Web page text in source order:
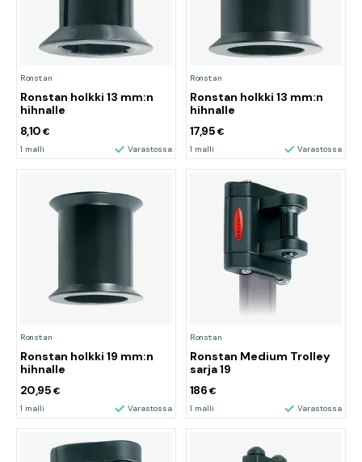
Ronstan
Ronstan holkki 13 mm:n
hihnalle
8,10€
1 malli Varastossa
Ronstan
Ronstan holkki 13 mm:n
hihnalle
17,95 €
1 malli Varastossa
Ronstan
Ronstan holkki 19 mm:n
hihnalle
20,95 €
1 malli Varastossa
Ronstan
Ronstan Medium Trolley
sarja 19
186 €
1 malli Varastossa